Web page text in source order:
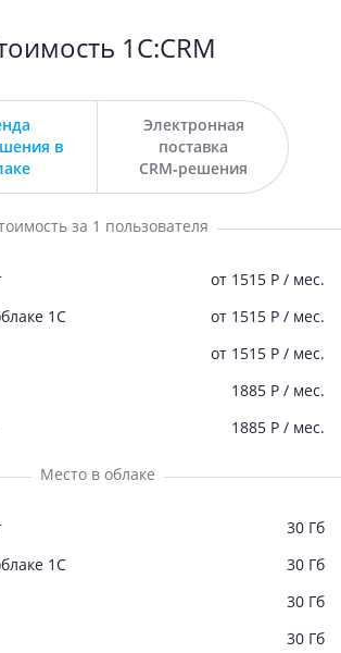
1С:CRM
в
Электронная
поставка
CRM‑решения
за 1 пользователя
от 1515 Р / мес.
1С
от 1515 Р / мес.
от 1515 Р / мес.
1885 Р / мес.
1885 Р / мес.
Место в облаке
30 Гб
1С
30 Гб
30 Гб
30 Гб